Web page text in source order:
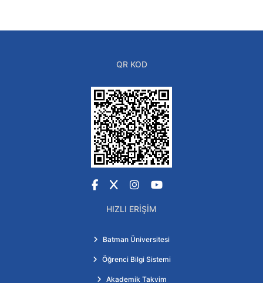
QR KOD
Facebook
X Instagram
YouTube
HIZLI ERIŞIM
Batman Üniversitesi
Öğrenci Bilgi Sistemi
Akademik Takvim